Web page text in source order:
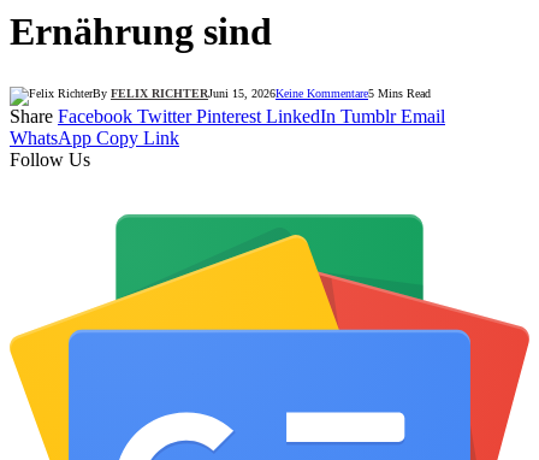
Ernährung sind
By FELIX RICHTERJuni 15, 2026Keine Kommentare5 Mins Read
Share Facebook Twitter Pinterest LinkedIn Tumblr Email
WhatsApp Copy Link
Follow Us